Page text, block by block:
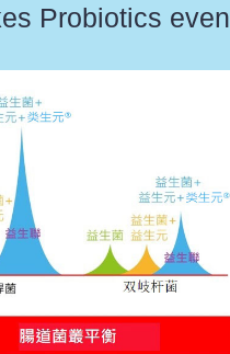
Probiotics